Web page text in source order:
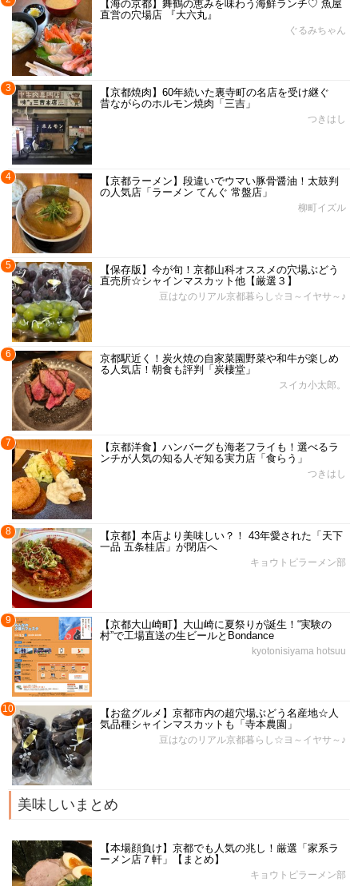
【海の京都】舞鶴の恵みを味わう海鮮ランチ♡ 魚屋
直営の穴場店 『大六丸』
ぐるみちゃん
3
【京都焼肉】60年続いた裏寺町の名店を受け継ぐ
昔ながらのホルモン焼肉「三吉」
つきはし
4
【京都ラーメン】段違いでウマい豚骨醤油！太鼓判
の人気店「ラーメン てんぐ 常盤店」
柳町イズル
5
【保存版】今が旬！京都山科オススメの穴場ぶどう
直売所☆シャインマスカット他【厳選３】
豆はなのリアル京都暮らし☆ヨ～イヤサ～♪
6
京都駅近く！炭火焼の自家菜園野菜や和牛が楽しめ
る人気店！朝食も評判「炭棲堂」
スイカ小太郎。
7
【京都洋食】ハンバーグも海老フライも！選べるラ
ンチが人気の知る人ぞ知る実力店「食らう」
つきはし
8
【京都】本店より美味しい？！ 43年愛された「天下
一品 五条桂店」が閉店へ
キョウトピラーメン部
9
【京都大山崎町】大山崎に夏祭りが誕生！“実験の
村”で工場直送の生ビールとBondance
kyotonisiyama hotsuu
10
【お盆グルメ】京都市内の超穴場ぶどう名産地☆人
気品種シャインマスカットも「寺本農園」
豆はなのリアル京都暮らし☆ヨ～イヤサ～♪
美味しいまとめ
【本場顔負け】京都でも人気の兆し！厳選「家系ラ
ーメン店７軒」【まとめ】
キョウトピラーメン部